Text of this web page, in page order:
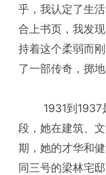
乎，我认定了生
合上书页，我发
持着这个柔弱而
了一部传奇，掷地
1931到1937是
段，她在建筑、
期，她的才华和
同三号的梁林宅